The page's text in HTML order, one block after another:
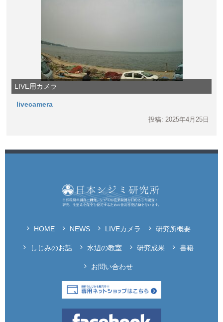
LIVE用カメラ
livecamera
投稿: 2025年4月25日
HOME NEWS LIVEカメラ 研究所概要
しじみのお話 水辺の教室 研究成果 書籍
お問い合わせ